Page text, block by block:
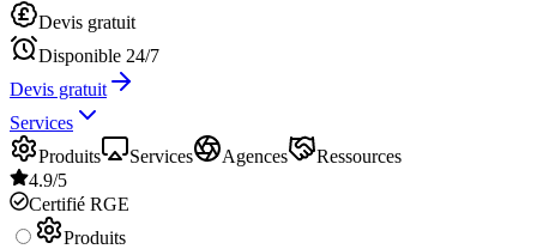
Devis gratuit
Disponible 24/7
Devis gratuit
Services
Produits
Services Agences
Ressources
4.9/5
Certifié RGE
Produits